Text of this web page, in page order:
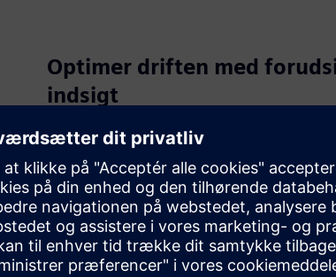
Optimer driften med
indsigt
Udnyt realtidsdata til forudsigelig
procesoptimering, reducere nedetid og forbedre
effektiviteten for at levere målbart ROI og
omkostningseffektiv digital transformation.